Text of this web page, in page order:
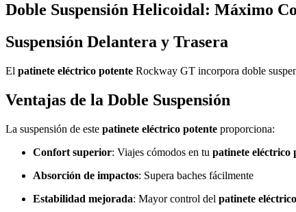
Doble Suspensión Helicoidal: Máximo
Suspensión Delantera y Trasera
El patinete eléctrico potente Rockway GT incorpora doble
Ventajas de la Doble Suspensión
La suspensión de este patinete eléctrico potente proporciona:
Confort superior: Viajes cómodos en tu patinete eléctrico
Absorción de impactos: Supera baches fácilmente
Estabilidad mejorada: Mayor control del patinete